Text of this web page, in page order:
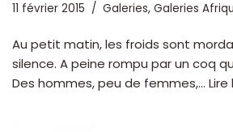
11 février 2015 Galeries, Galeries
Au petit matin, les froids sont
silence. A peine rompu par un coq
Des hommes, peu de femmes,… Lire